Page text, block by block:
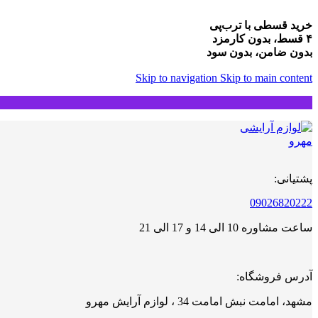
خرید قسطی با ترب‌پی
۴ قسط، بدون کارمزد
بدون ضامن، بدون سود
Skip to navigation Skip to main content
پشتیانی:
09026820222
ساعت مشاوره 10 الی 14 و 17 الی 21
آدرس فروشگاه:
مشهد، امامت نبش امامت 34 ، لوازم آرایش مهرو